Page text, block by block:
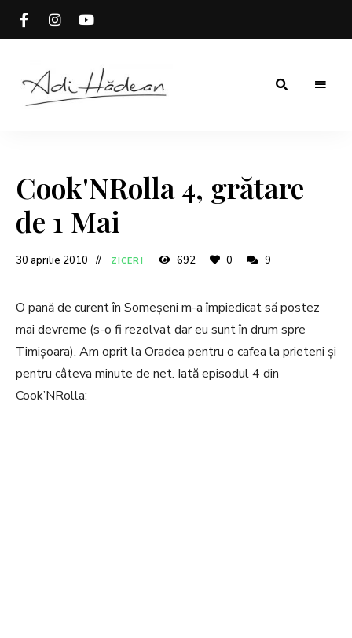
Cook'NRolla 4, grătare
de 1 Mai
30 aprilie 2010 ZICERI 692 0 9
O pană de curent în Someșeni m-a împiedicat să postez
mai devreme (s-o fi rezolvat dar eu sunt în drum spre
Timișoara). Am oprit la Oradea pentru o cafea la prieteni și
pentru câteva minute de net. Iată episodul 4 din
Cook’NRolla: